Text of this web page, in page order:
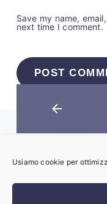
Usiamo cookie per
Save my name,
next time I comment.
Copyright